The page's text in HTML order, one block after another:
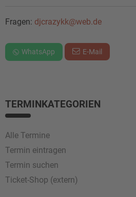
Fragen: djcrazykk@web.de
WhatsApp E-Mail
TERMINKATEGORIEN
Alle Termine
Termin eintragen
Termin suchen
Ticket-Shop (extern)